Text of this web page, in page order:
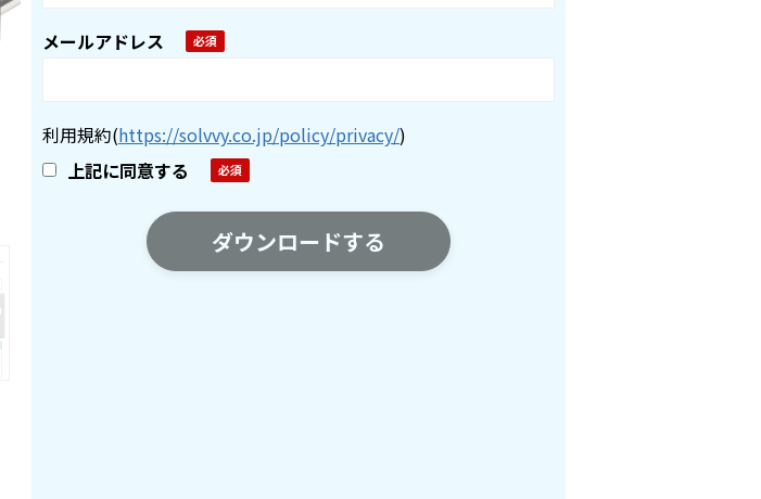
メールアドレス
利用規約(https://solvvy.co.jp/policy/privacy/)
上記に同意する